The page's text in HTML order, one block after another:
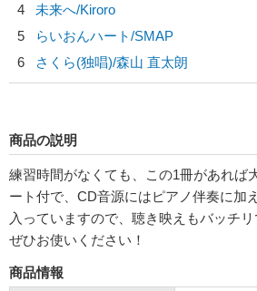
4
未来へ/Kiroro
5
らいおんハート/SMAP
6
さくら(独唱)/森山 直太朗
商品の説明
練習時間がなくても、この1冊があれば
ート付で、CD音源にはピアノ伴奏に加
入っていますので、聴き映えもバッチ
ぜひお使いください！
商品情報